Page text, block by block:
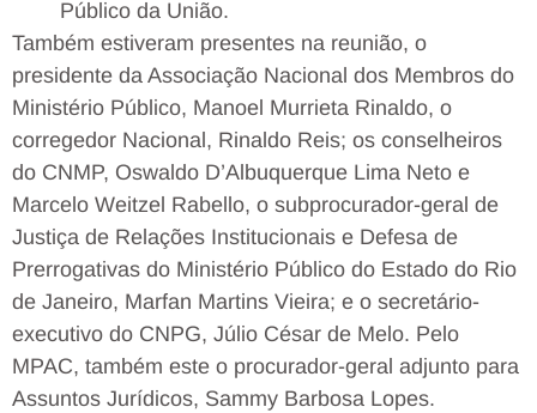
Público da União.
Também estiveram presentes na reunião, o
presidente da Associação Nacional dos Membros do
Ministério Público, Manoel Murrieta Rinaldo, o
corregedor Nacional, Rinaldo Reis; os conselheiros
do CNMP, Oswaldo D’Albuquerque Lima Neto e
Marcelo Weitzel Rabello, o subprocurador-geral de
Justiça de Relações Institucionais e Defesa de
Prerrogativas do Ministério Público do Estado do Rio
de Janeiro, Marfan Martins Vieira; e o secretário-
executivo do CNPG, Júlio César de Melo. Pelo
MPAC, também este o procurador-geral adjunto para
Assuntos Jurídicos, Sammy Barbosa Lopes.